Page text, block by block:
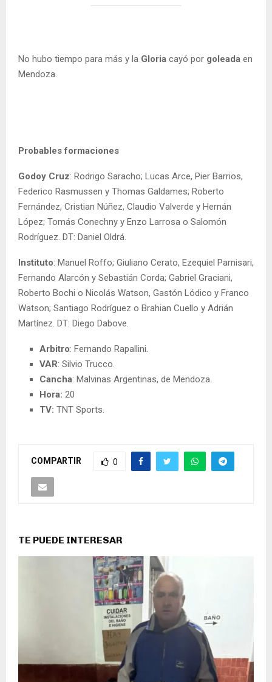
No hubo tiempo para más y la Gloria cayó por goleada en
Mendoza.
Probables formaciones
Godoy Cruz: Rodrigo Saracho; Lucas Arce, Pier Barrios,
Federico Rasmussen y Thomas Galdames; Roberto
Fernández, Cristian Núñez, Claudio Valverde y Hernán
López; Tomás Conechny y Enzo Larrosa o Salomón
Rodríguez. DT: Daniel Oldrá.
Instituto: Manuel Roffo; Giuliano Cerato, Ezequiel Parnisari,
Fernando Alarcón y Sebastián Corda; Gabriel Graciani,
Roberto Bochi o Nicolás Watson, Gastón Lódico y Franco
Watson; Santiago Rodríguez o Brahian Cuello y Adrián
Martínez. DT: Diego Dabove.
Arbitro: Fernando Rapallini.
VAR: Silvio Trucco.
Cancha: Malvinas Argentinas, de Mendoza.
Hora: 20
TV: TNT Sports.
COMPARTIR 0
TE PUEDE INTERESAR